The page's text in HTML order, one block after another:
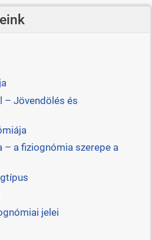
– Jövendölés és
– a fiziognómia szerepe a
jelei